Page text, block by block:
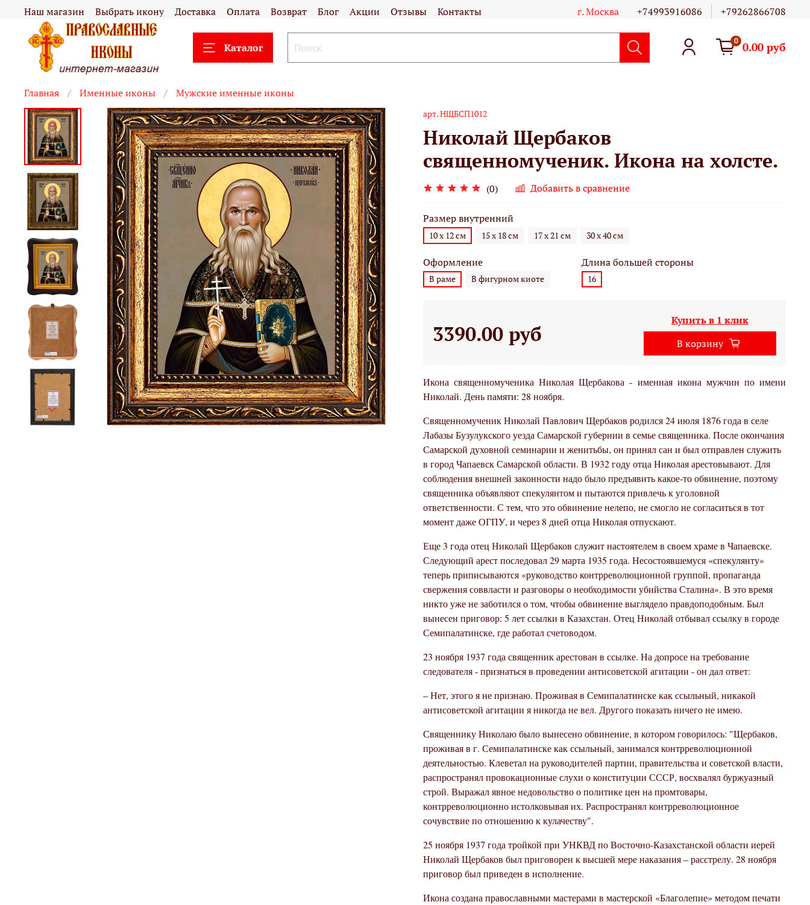
Наш магазин Выбрать икону Доставка Оплата Возврат Блог Акции Отзывы Контакты г. Москва +74993916086 +79262866708
Каталог
0 0.00 руб
Главная Именные иконы Мужские именные иконы
арт.НЩБСП1012
Николай Щербаков
священномученик. Икона на холсте.
(0) Добавить в сравнение
Размер внутренний
10 х 12 см 15 х 18 см 17 х 21 см 30 х 40 см
Оформление
В раме В фигурном киоте
Длина большей стороны
16
3390.00 руб
Купить в 1 клик
В корзину
Икона священномученика Николая Щербакова - именная икона мужчин по имени
Николай. День памяти: 28 ноября.
Священномученик Николай Павлович Щербаков родился 24 июля 1876 года в селе
Лабазы Бузулукского уезда Самарской губернии в семье священника. После окончания
Самарской духовной семинарии и женитьбы, он принял сан и был отправлен служить
в город Чапаевск Самарской области. В 1932 году отца Николая арестовывают. Для
соблюдения внешней законности надо было предъявить какое-то обвинение, поэтому
священника объявляют спекулянтом и пытаются привлечь к уголовной
ответственности. С тем, что это обвинение нелепо, не смогло не согласиться в тот
момент даже ОГПУ, и через 8 дней отца Николая отпускают.
Еще 3 года отец Николай Щербаков служит настоятелем в своем храме в Чапаевске.
Следующий арест последовал 29 марта 1935 года. Несостоявшемуся «спекулянту»
теперь приписываются «руководство контрреволюционной группой, пропаганда
свержения соввласти и разговоры о необходимости убийства Сталина». В это время
никто уже не заботился о том, чтобы обвинение выглядело правдоподобным. Был
вынесен приговор: 5 лет ссылки в Казахстан. Отец Николай отбывал ссылку в городе
Семипалатинске, где работал счетоводом.
23 ноября 1937 года священник арестован в ссылке. На допросе на требование
следователя - признаться в проведении антисоветской агитации - он дал ответ:
– Нет, этого я не признаю. Проживая в Семипалатинске как ссыльный, никакой
антисоветской агитации я никогда не вел. Другого показать ничего не имею.
Священнику Николаю было вынесено обвинение, в котором говорилось: "Щербаков,
проживая в г. Семипалатинске как ссыльный, занимался контрреволюционной
деятельностью. Клеветал на руководителей партии, правительства и советской власти,
распространял провокационные слухи о конституции СССР, восхвалял буржуазный
строй. Выражал явное недовольство о политике цен на промтовары,
контрреволюционно истолковывая их. Распространял контрреволюционное
сочувствие по отношению к кулачеству".
25 ноября 1937 года тройкой при УНКВД по Восточно-Казахстанской области иерей
Николай Щербаков был приговорен к высшей мере наказания – расстрелу. 28 ноября
приговор был приведен в исполнение.
Икона создана православными мастерами в мастерской «Благолепие» методом печати